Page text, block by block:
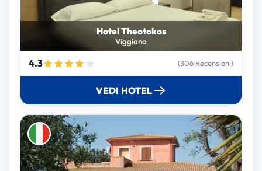
Hotel Theotokos
Viggiano
4.3 (306 Recensioni)
VEDI HOTEL